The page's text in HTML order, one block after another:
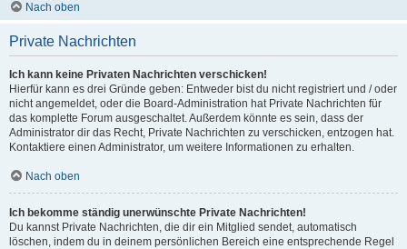
Nach oben
Private Nachrichten
Ich kann keine Privaten Nachrichten verschicken!
Hierfür kann es drei Gründe geben: Entweder bist du nicht registriert und / oder
nicht angemeldet, oder die Board-Administration hat Private Nachrichten für
das komplette Forum ausgeschaltet. Außerdem könnte es sein, dass der
Administrator dir das Recht, Private Nachrichten zu verschicken, entzogen hat.
Kontaktiere einen Administrator, um weitere Informationen zu erhalten.
Nach oben
Ich bekomme ständig unerwünschte Private Nachrichten!
Du kannst Private Nachrichten, die dir ein Mitglied sendet, automatisch
löschen, indem du in deinem persönlichen Bereich eine entsprechende Regel